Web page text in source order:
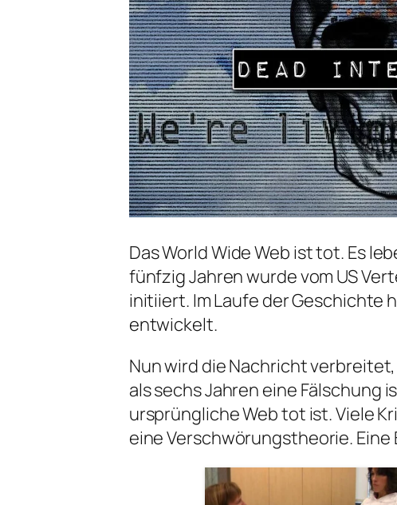
Das World Wide Web ist tot. Es
fünfzig Jahren wurde vom US
initiiert. Im Laufe der Geschichte
entwickelt.
Nun wird die Nachricht
als sechs Jahren eine Fälschung
ursprüngliche Web tot ist. Viele
eine Verschwörungstheorie.